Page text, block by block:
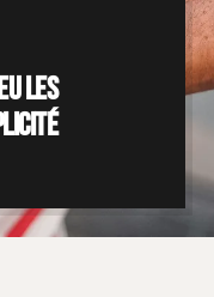
les